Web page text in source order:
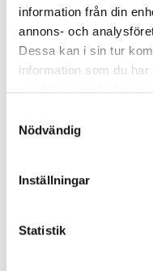
information från din
annons- och
Dessa kan i sin tur
information som du
Nödvändig
Inställningar
Statistik
Vällingby
Bromma
Järva